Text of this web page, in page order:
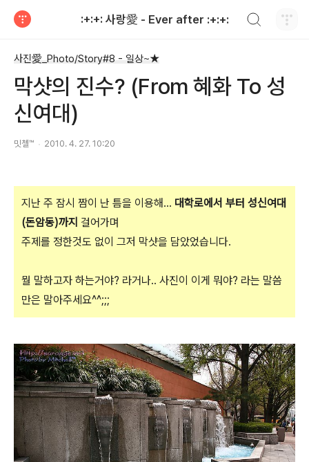
:+:+: 사랑愛 - Ever after :+:+:
사진愛_Photo/Story#8 - 일상~★
막샷의 진수? (From 혜화 To 성
신여대)
밋첼™ 2010. 4. 27. 10:20
지난 주 잠시 짬이 난 틈을 이용해... 대학로에서 부터 성신여대
(돈암동)까지 걸어가며
주제를 정한것도 없이 그저 막샷을 담았었습니다.
뭘 말하고자 하는거야? 라거나.. 사진이 이게 뭐야? 라는 말씀
만은 말아주세요^^;;;